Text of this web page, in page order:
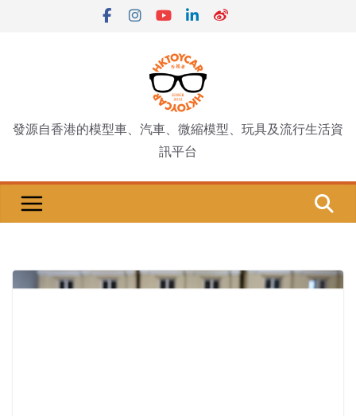
發源自香港的模型車、汽車、微縮模型、玩具及流行生活資
訊平台